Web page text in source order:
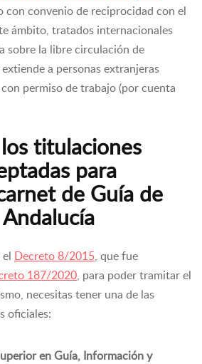
con convenio de reciprocidad con el
ámbito, tratados internacionales
sobre la libre circulación de
a personas extranjeras
permiso de trabajo (por cuenta
titulaciones
para
de Guía de
Decreto 8/2015, que fue
187/2020, para poder tramitar el
necesitas tener una de las
oficiales:
en Guía, Información y